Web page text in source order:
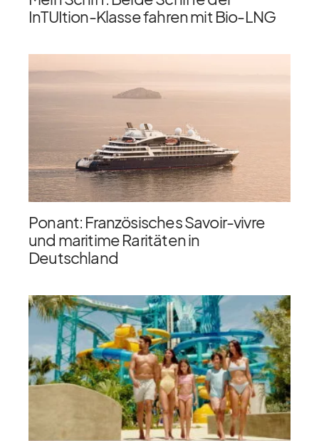
InTUItion-Klasse fahren mit Bio-LNG
Ponant: Französisches Savoir-vivre
und maritime Raritäten in
Deutschland